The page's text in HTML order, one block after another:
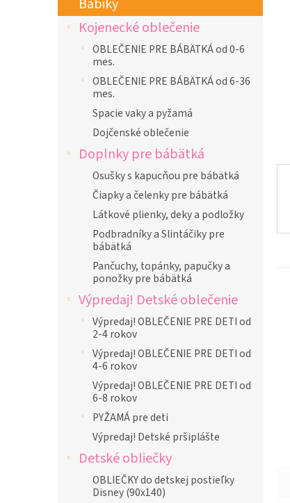
Kojenecké oblečenie
OBLEČENIE PRE BÁBÄTKÁ od 0-6
mes.
OBLEČENIE PRE BÁBÄTKÁ od 6-36
mes.
Spacie vaky a pyžamá
Dojčenské oblečenie
Doplnky pre bábätká
Osušky s kapucňou pre bábätká
Čiapky a čelenky pre bábätká
Látkové plienky, deky a podložky
Podbradníky a Slintáčiky pre
bábätká
Pančuchy, topánky, papučky a
ponožky pre bábätká
Výpredaj! Detské oblečenie
Výpredaj! OBLEČENIE PRE DETI od
2-4 rokov
Výpredaj! OBLEČENIE PRE DETI od
4-6 rokov
Výpredaj! OBLEČENIE PRE DETI od
6-8 rokov
PYŽAMÁ pre deti
Výpredaj! Detské pršiplášte
Detské obliečky
OBLIEČKY do detskej postieľky
Disney (90x140)